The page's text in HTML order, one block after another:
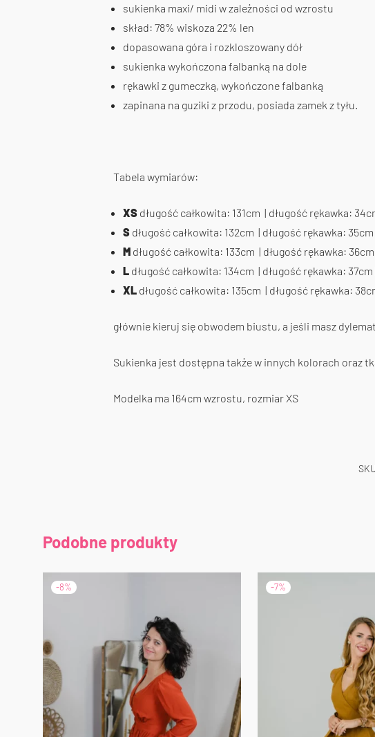
sukienka maxi/ midi w zależności od wzrostu
skład: 78% wiskoza 22% len
dopasowana góra i rozkloszowany dół
sukienka wykończona falbanką na dole
rękawki z gumeczką, wykończone falbanką
zapinana na guziki z przodu, posiada zamek z tyłu.
Tabela wymiarów:
XS długość całkowita: 131cm | długość rękawka:
S długość całkowita: 132cm | długość rękawka:
M długość całkowita: 133cm | długość rękawka:
L długość całkowita: 134cm | długość rękawka:
XL długość całkowita: 135cm | długość rękawka:
głównie kieruj się obwodem biustu, a jeśli masz
Sukienka jest dostępna także w innych kolorach oraz
Modelka ma 164cm wzrostu, rozmiar XS
Podobne produkty
-8% -7%